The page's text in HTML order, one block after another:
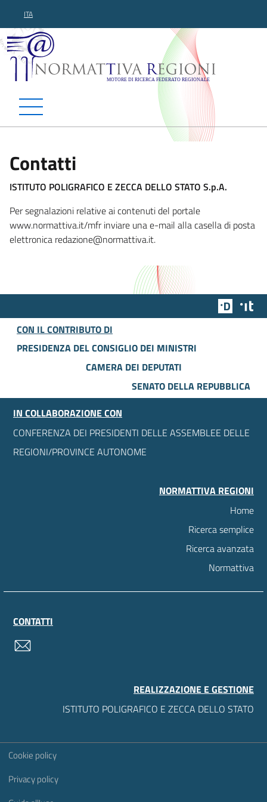
ITA
Normattiva Regioni -
Contatti
ISTITUTO POLIGRAFICO E ZECCA DELLO STATO S.p.A.
Per segnalazioni relative ai contenuti del portale
www.normattiva.it/mfr inviare una e-mail alla casella di posta
elettronica redazione@normattiva.it.
Team
CON IL CONTRIBUTO DI
PRESIDENZA DEL CONSIGLIO DEI MINISTRI
CAMERA DEI DEPUTATI
SENATO DELLA REPUBBLICA
IN COLLABORAZIONE CON
CONFERENZA DEI PRESIDENTI DELLE ASSEMBLEE DELLE
REGIONI/PROVINCE AUTONOME
NORMATTIVA REGIONI
Home
Ricerca semplice
Ricerca avanzata
Normattiva
CONTATTI
REALIZZAZIONE E GESTIONE
ISTITUTO POLIGRAFICO E ZECCA DELLO STATO
Sezione Link Utili
Cookie policy
Privacy policy